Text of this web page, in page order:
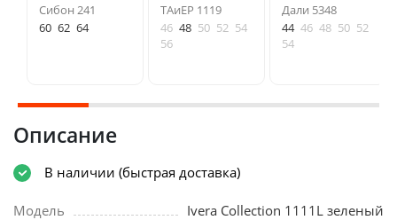
Сибон 241
60 62 64
ТAиЕР 1119
46 48 50 52 54
56
Дали 5348
44 46 48 50 52
54
Описание
В наличии (быстрая доставка)
Модель
Ivera Collection 1111L зеленый